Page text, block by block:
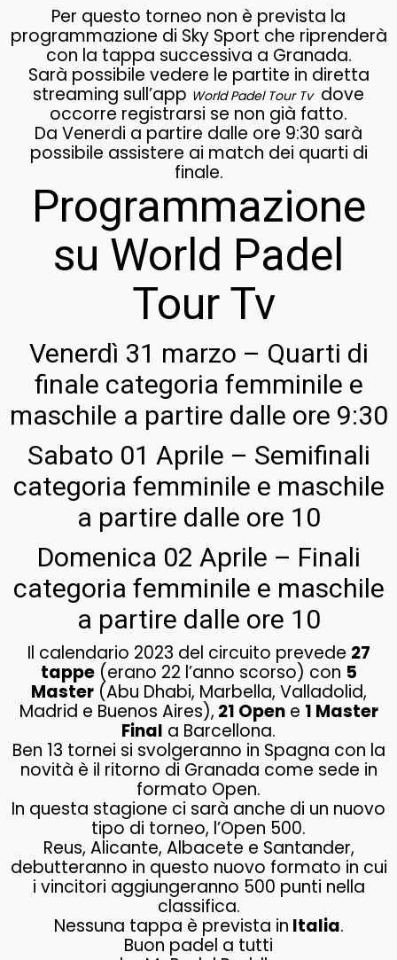
Per questo torneo non è prevista la
programmazione di Sky Sport che riprenderà
con la tappa successiva a Granada.
Sarà possibile vedere le partite in diretta
streaming sull’app World Padel Tour Tv dove
occorre registrarsi se non già fatto.
Da Venerdi a partire dalle ore 9:30 sarà
possibile assistere ai match dei quarti di
finale.
Programmazione
su World Padel
Tour Tv
Venerdì 31 marzo – Quarti di
finale categoria femminile e
maschile a partire dalle ore 9:30
Sabato 01 Aprile – Semifinali
categoria femminile e maschile
a partire dalle ore 10
Domenica 02 Aprile – Finali
categoria femminile e maschile
a partire dalle ore 10
Il calendario 2023 del circuito prevede 27
tappe(erano 22 l’anno scorso) con 5
Master(Abu Dhabi, Marbella, Valladolid,
Madrid e Buenos Aires), 21 Opene 1 Master
Final a Barcellona.
Ben 13 tornei si svolgeranno in Spagna con la
novità è il ritorno di Granada come sede in
formato Open.
In questa stagione ci sarà anche di un nuovo
tipo di torneo, l’Open 500.
Reus, Alicante, Albacete e Santander,
debutteranno in questo nuovo formato in cui
i vincitori aggiungeranno 500 punti nella
classifica.
Nessuna tappa è prevista in Italia.
Buon padel a tutti